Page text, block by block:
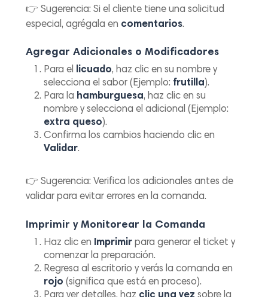
👉Sugerencia: Si el cliente tiene una solicitud
especial, agrégala en comentarios.
Agregar Adicionales o Modificadores
Para el licuado, haz clic en su nombre y
selecciona el sabor (Ejemplo: frutilla).
Para la hamburguesa, haz clic en su
nombre y selecciona el adicional (Ejemplo:
extra queso).
Confirma los cambios haciendo clic en
Validar.
👉Sugerencia: Verifica los adicionales antes de
validar para evitar errores en la comanda.
Imprimir y Monitorear la Comanda
Haz clic en Imprimir para generar el ticket y
comenzar la preparación.
Regresa al escritorio y verás la comanda en
rojo (significa que está en proceso).